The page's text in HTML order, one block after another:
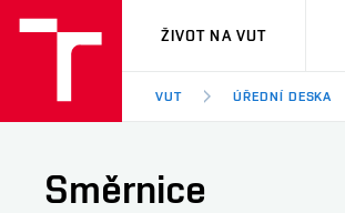
VUT
ŽIVOT NA VUT
VUT ÚŘEDNÍ DESKA
Směrnice